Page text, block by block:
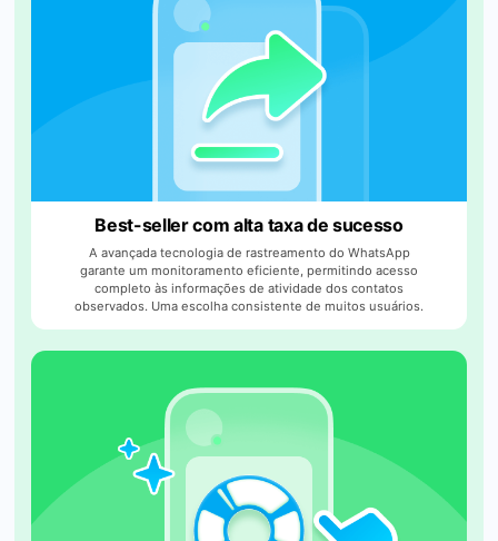
Best-seller com alta taxa de sucesso
A avançada tecnologia de rastreamento do WhatsApp
garante um monitoramento eficiente, permitindo acesso
completo às informações de atividade dos contatos
observados. Uma escolha consistente de muitos usuários.